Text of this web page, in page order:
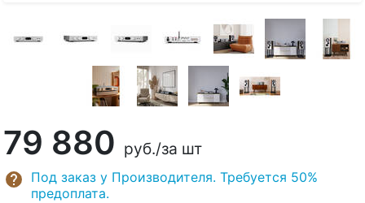
79 880 руб./за шт
Под заказ у Производителя. Требуется 50%
предоплата.